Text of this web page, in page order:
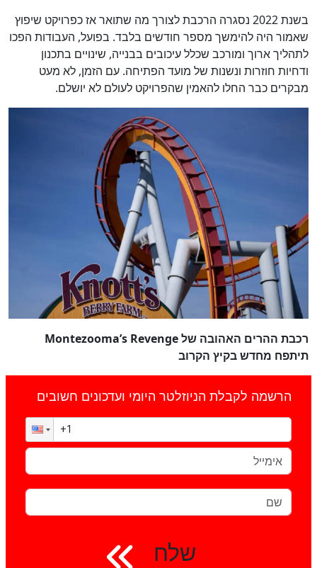
בשנת 2022 נסגרה הרכבת לצורך מה שתואר אז כפרויקט שיפוץ
שאמור היה להימשך מספר חודשים בלבד. בפועל, העבודות הפכו
לתהליך ארוך ומורכב שכלל עיכובים בבנייה, שינויים בתכנון
ודחיות חוזרות ונשנות של מועד הפתיחה. עם הזמן, לא מעט
מבקרים כבר החלו להאמין שהפרויקט לעולם לא יושלם.
רכבת ההרים האהובה של Montezooma’s Revenge
תיתפח מחדש בקיץ הקרוב
הרשמה לקבלת הניוזלטר היומי ועדכונים חשובים
שלח